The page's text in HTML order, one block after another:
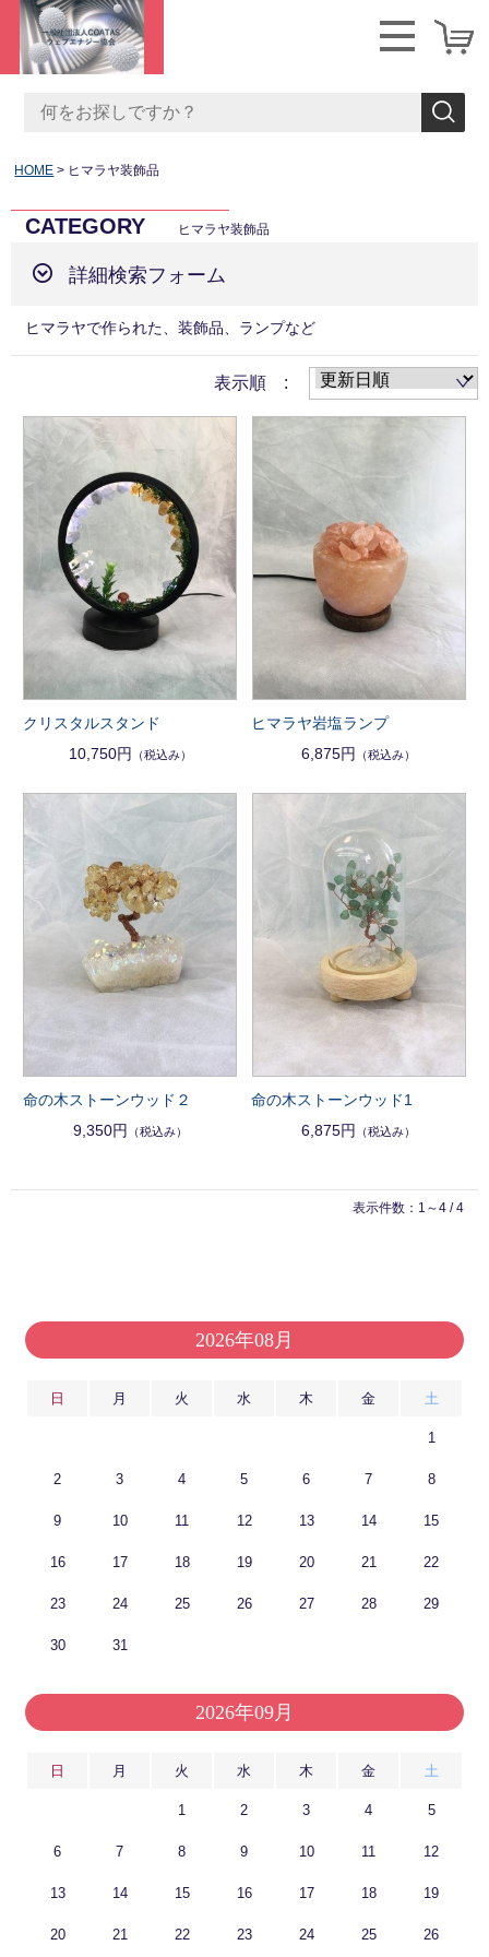
HOME ヒマラヤ装飾品
CATEGORY ヒマラヤ装飾品
詳細検索フォーム
ヒマラヤで作られた、装飾品、ランプなど
表示順 :
クリスタルスタンド
10,750円
（税込み）
ヒマラヤ岩塩ランプ
6,875円
（税込み）
命の木ストーンウッド２
9,350円
（税込み）
命の木ストーンウッド1
6,875円
（税込み）
表示件数：1～4 / 4
2026年08月
日 月 火 水 木 金 土
1
2 3 4 5 6 7 8
9 10 11 12 13 14 15
16 17 18 19 20 21 22
23 24 25 26 27 28 29
30 31
2026年09月
日 月 火 水 木 金 土
1 2 3 4 5
6 7 8 9 10 11 12
13 14 15 16 17 18 19
20 21 22 23 24 25 26